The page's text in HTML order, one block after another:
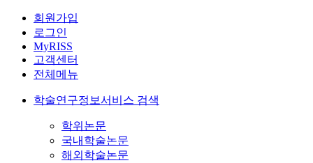
회원가입
로그인
MyRISS
고객센터
전체메뉴
학술연구정보서비스 검색
학위논문
국내학술논문
해외학술논문